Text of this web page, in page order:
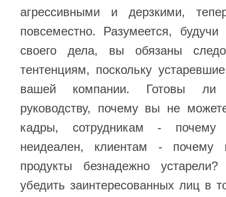
агрессивными и дерзкими,
повсеместно. Разумеется,
своего дела, вы обязаны
тентенциям, поскольку
вашей компании. Готовы ли
руководству, почему вы не
кадры, сотрудникам - почему
неидеален, клиентам - почему
продукты безнадежно
убедить заинтересованных лиц в